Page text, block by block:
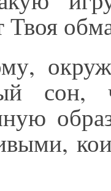
Твоя
сон,